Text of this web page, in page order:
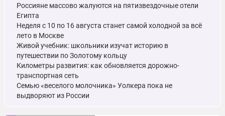
Россияне массово жалуются на пятизвездочные отели
Египта
Неделя с 10 по 16 августа станет самой холодной за всё
лето в Москве
Живой учебник: школьники изучат историю в
путешествии по Золотому кольцу
Километры развития: как обновляется дорожно-
транспортная сеть
Семью «веселого молочника» Уолкера пока не
выдворяют из России